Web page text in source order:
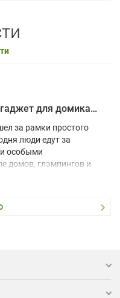
Почему проектор – лучший гаджет для домика в глэмпинге
за рамки простого
люди едут за
особыми
домов, глэмпингов и
и
в соцсетях,